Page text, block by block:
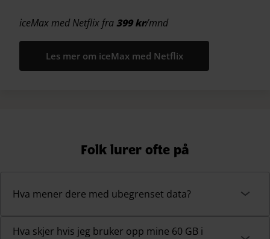
iceMax med Netflix fra 399 kr/mnd
Les mer om iceMax med Netflix
Folk lurer ofte på
Hva mener dere med ubegrenset data?
Hva skjer hvis jeg bruker opp mine 60 GB i